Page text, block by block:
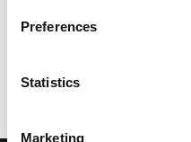
Preferences
Statistics
Marketing
Katalog